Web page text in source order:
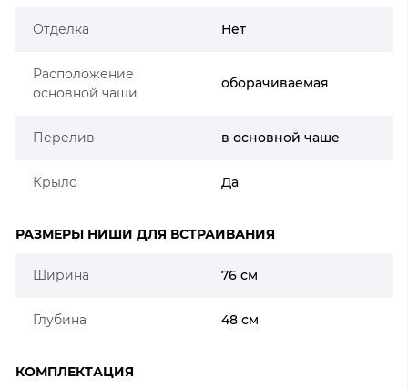
Отделка Нет
Расположение
основной чаши
оборачиваемая
Перелив в основной чаше
Крыло Да
РАЗМЕРЫ НИШИ ДЛЯ ВСТРАИВАНИЯ
Ширина 76 см
Глубина 48 см
КОМПЛЕКТАЦИЯ